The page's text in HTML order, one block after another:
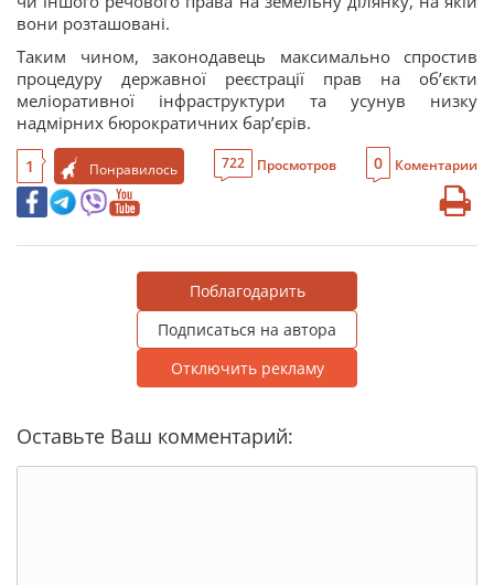
вони розташовані.
Таким чином, законодавець максимально спростив
процедуру державної реєстрації прав на об’єкти
меліоративної інфраструктури та усунув низку
надмірних бюрократичних бар’єрів.
1 Понравилось 722 Просмотров 0 Коментарии
Поблагодарить
Подписаться на автора
Отключить рекламу
Оставьте Ваш комментарий: